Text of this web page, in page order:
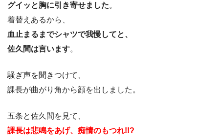
グイッと胸に引き寄せました。
着替えあるから、
血止まるまでシャツで我慢してと、
佐久間は言います。
騒ぎ声を聞きつけて、
課長が曲がり角から顔を出しました。
五条と佐久間を見て、
課長は悲鳴をあげ、痴情のもつれ!!?